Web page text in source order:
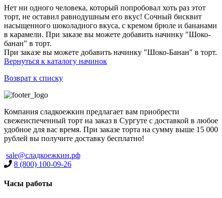
Нет ни одного человека, который попробовал хоть раз этот
торт, не оставил равнодушным его вкус! Сочный бисквит
насыщенного шоколадного вкуса, с кремом брюле и бананами
в карамели. При заказе вы можете добавить начинку "Шоко-
банан" в торт.
При заказе вы можете добавить начинку "Шоко-Банан" в торт.
Вернуться к каталогу начинок
Возврат к списку
Компания сладкоежкин предлагает вам приобрести
свежеиспеченный торт на заказ в Сургуте с доставкой в любое
удобное для вас время. При заказе торта на сумму выше 15 000
рублей вы получите доставку бесплатно!
sale@сладкоежкин.рф
8 (800) 100-09-26
Часы работы